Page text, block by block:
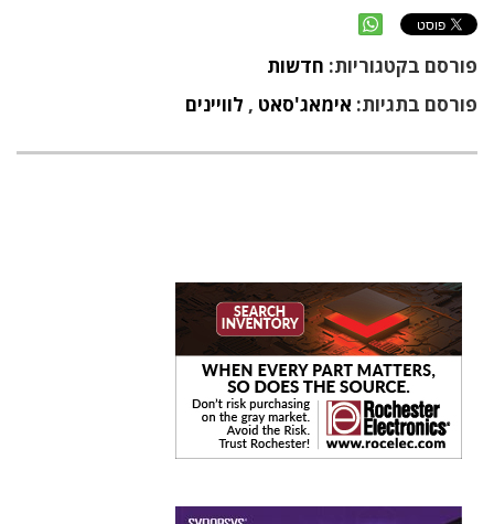
פורסם בקטגוריות: חדשות
פורסם בתגיות: אימאג'סאט , לוויינים